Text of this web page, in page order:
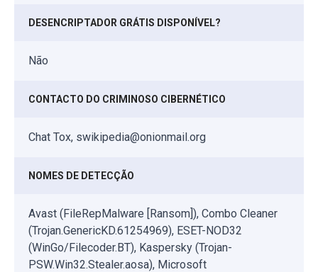
DESENCRIPTADOR GRÁTIS DISPONÍVEL?
Não
CONTACTO DO CRIMINOSO CIBERNÉTICO
Chat Tox, swikipedia@onionmail.org
NOMES DE DETECÇÃO
Avast (FileRepMalware [Ransom]), Combo Cleaner
(Trojan.GenericKD.61254969), ESET-NOD32
(WinGo/Filecoder.BT), Kaspersky (Trojan-
PSW.Win32.Stealer.aosa), Microsoft